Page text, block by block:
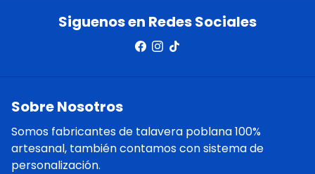
Siguenos en Redes Sociales
Sobre Nosotros
Somos fabricantes de talavera poblana 100%
artesanal, también contamos con sistema de
personalización.